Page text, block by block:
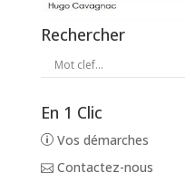
Rechercher
En 1 Clic
Vos démarches
Contactez-nous